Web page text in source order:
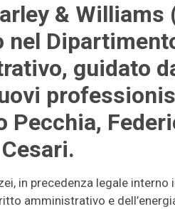
& Williams
nel
guidato
Pecchia,
in precedenza legale interno
amministrativo e